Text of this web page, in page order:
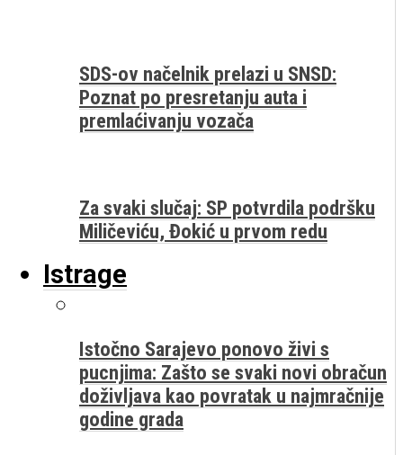
SDS-ov načelnik prelazi u SNSD:
Poznat po presretanju auta i
premlaćivanju vozača
Za svaki slučaj: SP potvrdila podršku
Miličeviću, Đokić u prvom redu
Istrage
Istočno Sarajevo ponovo živi s
pucnjima: Zašto se svaki novi obračun
doživljava kao povratak u najmračnije
godine grada